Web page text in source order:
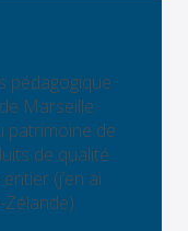
pédagogique
Marseille.
patrimoine de
de qualité
(j’en ai